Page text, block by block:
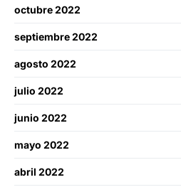
octubre 2022
septiembre 2022
agosto 2022
julio 2022
junio 2022
mayo 2022
abril 2022